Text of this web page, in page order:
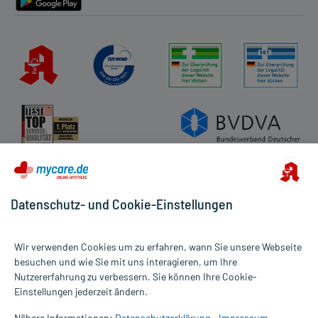
Alle Preise gelten inkl. MwSt., ggf. zzgl. Versandkosten
Informationen auf dieser Website werden ausschließlich für
Datenschutz- und Cookie-Einstellungen
Wir verwenden Cookies um zu erfahren, wann Sie unsere Webseite
besuchen und wie Sie mit uns interagieren, um Ihre
Nutzererfahrung zu verbessern. Sie können Ihre Cookie-
Einstellungen jederzeit ändern.